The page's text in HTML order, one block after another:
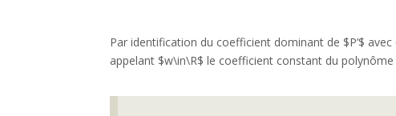
Par identification du coefficient dominant de $P’$
appelant $w\in\R$ le coefficient constant du polynôme